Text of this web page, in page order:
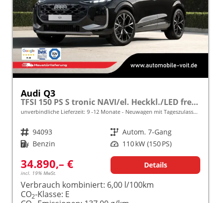
Audi Q3
TFSI 150 PS S tronic NAVI/el. Heckkl./LED frei konfigurierbar!
unverbindliche Lieferzeit: 9 -12 Monate Neuwagen mit Tageszulassung
Fahrzeugnr. 94093 Getriebe Autom. 7-Gang
Kraftstoff Benzin Leistung 110 kW (150 PS)
34.890,– €
incl. 19% MwSt.
Details
Verbrauch kombiniert: 6,00 l/100km
CO2-Klasse: E